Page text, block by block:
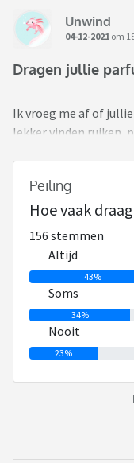
Unwind
04-12-2021 om
Dragen jullie
Ik vroeg me af of
lekker vinden ruiken,
is dat ik aan het
proberen...
Zelf draag ik het met
mijn systeem zit.
zomaar een hele tijd
keer tegenkom in de
Peiling
Hoe vaak
156 stemmen
Altijd
43%
Soms
34%
Nooit
23%